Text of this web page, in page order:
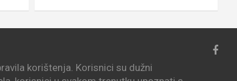
korištenja. Korisnici su dužni